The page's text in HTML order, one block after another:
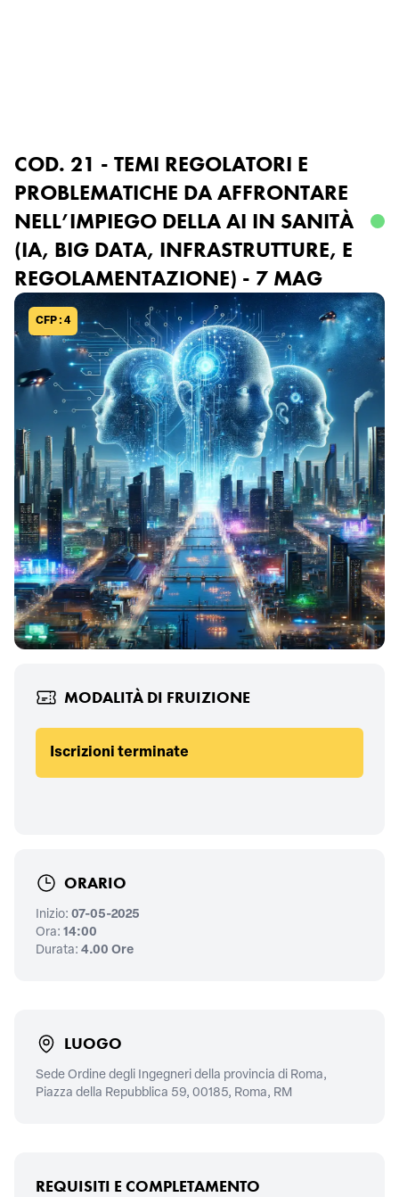
COD. 21 - TEMI REGOLATORI E
PROBLEMATICHE DA AFFRONTARE
NELL’IMPIEGO DELLA AI IN SANITÀ
(IA, BIG DATA, INFRASTRUTTURE, E
REGOLAMENTAZIONE) - 7 MAG
CFP : 4
MODALITÀ DI FRUIZIONE
Iscrizioni terminate
ORARIO
Inizio: 07-05-2025
Ora: 14:00
Durata: 4.00 Ore
LUOGO
Sede Ordine degli Ingegneri della provincia di Roma,
Piazza della Repubblica 59, 00185, Roma, RM
REQUISITI E COMPLETAMENTO